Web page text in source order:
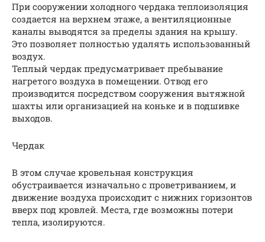
При сооружении холодного чердака теплоизоляция
создается на верхнем этаже, а вентиляционные
каналы выводятся за пределы здания на крышу.
Это позволяет полностью удалять использованный
воздух.
Теплый чердак предусматривает пребывание
нагретого воздуха в помещении. Отвод его
производится посредством сооружения вытяжной
шахты или организацией на коньке и в подшивке
выходов.
Чердак
В этом случае кровельная конструкция
обустраивается изначально с проветриванием, и
движение воздуха происходит с нижних горизонтов
вверх под кровлей. Места, где возможны потери
тепла, изолируются.